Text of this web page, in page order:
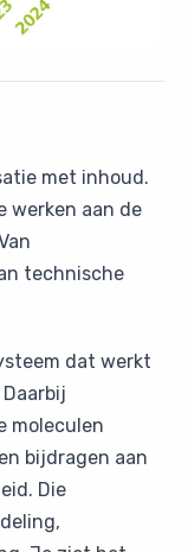
met inhoud.
werken aan de
technische
dat werkt
moleculen
bijdragen aan
Die